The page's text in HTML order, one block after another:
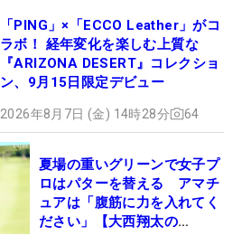
「PING」×「ECCO Leather」がコ
ラボ！ 経年変化を楽しむ上質な
『ARIZONA DESERT』コレクショ
ン、9月15日限定デビュー
2026年8月7日 (金) 14時28分 64
夏場の重いグリーンで女子プ
ロはパターを替える アマチ
ュアは「腹筋に力を入れてく
ださい」【大西翔太の